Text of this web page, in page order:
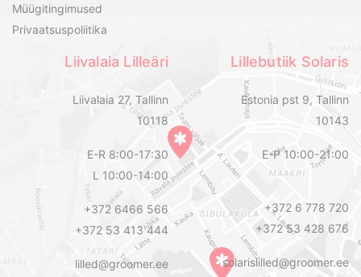
Müügitingimused
Privaatsuspoliitika
Liivalaia Lilleäri
Liivalaia 27, Tallinn
10118
E-R 8:00-17:30
L 10:00-14:00
+372 6466 566
+372 53 413 444
lilled@groomer.ee
Lillebutiik Solaris
Estonia pst 9, Tallinn
10143
E-P 10:00-21:00
+372 6 778 720
+372 53 428 676
solarislilled@groomer.ee